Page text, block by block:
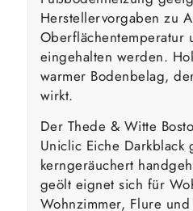
Herstellervorgaben zu
Oberflächentemperatur
eingehalten werden.
warmer Bodenbelag,
wirkt.
Der Thede & Witte
Uniclic Eiche Darkblack
kerngeräuchert
geölt eignet sich für
Wohnzimmer, Flure